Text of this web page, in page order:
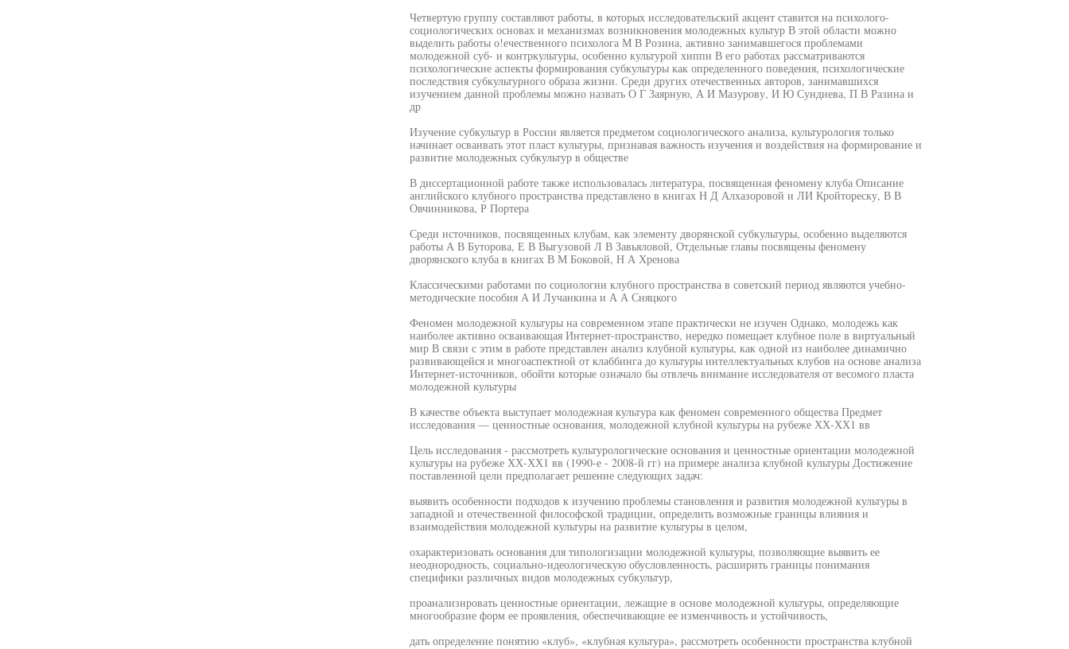
Четвертую группу составляют работы, в которых исследовательский акцент ставится на психолого-
социологических основах и механизмах возникновения молодежных культур В этой области можно
выделить работы о!ечественного психолога М В Розина, активно занимавшегося проблемами
молодежной суб- и контркультуры, особенно культурой хиппи В его работах рассматриваются
психологические аспекты формирования субкультуры как определенного поведения, психологические
последствия субкультурного образа жизни. Среди других отечественных авторов, занимавшихся
изучением данной проблемы можно назвать О Г Заярную, А И Мазурову, И Ю Сундиева, П В Разина и
др
Изучение субкультур в России является предметом социологического анализа, культурология только
начинает осваивать этот пласт культуры, признавая важность изучения и воздействия на формирование и
развитие молодежных субкультур в обществе
В диссертационной работе также использовалась литература, посвященная феномену клуба Описание
английского клубного пространства представлено в книгах Н Д Алхазоровой и ЛИ Кройтореску, В В
Овчинникова, Р Портера
Среди источников, посвященных клубам, как элементу дворянской субкультуры, особенно выделяются
работы А В Буторова, Е В Выгузовой Л В Завьяловой, Отдельные главы посвящены феномену
дворянского клуба в книгах В М Боковой, Н А Хренова
Классическими работами по социологии клубного пространства в советский период являются учебно-
методические пособия А И Лучанкина и А А Сняцкого
Феномен молодежной культуры на современном этапе практически не изучен Однако, молодежь как
наиболее активно осваивающая Интернет-пространство, нередко помещает клубное поле в виртуальный
мир В связи с этим в работе представлен анализ клубной культуры, как одной из наиболее динамично
развивающейся и многоаспектной от клаббинга до культуры интеллектуальных клубов на основе анализа
Интернет-источников, обойти которые означало бы отвлечь внимание исследователя от весомого пласта
молодежной культуры
В качестве объекта выступает молодежная культура как феномен современного общества Предмет
исследования — ценностные основания, молодежной клубной культуры на рубеже ХХ-ХХ1 вв
Цель исследования - рассмотреть культурологические основания и ценностные ориентации молодежной
культуры на рубеже ХХ-ХХ1 вв (1990-е - 2008-й гг) на примере анализа клубной культуры Достижение
поставленной цели предполагает решение следующих задач:
выявить особенности подходов к изучению проблемы становления и развития молодежной культуры в
западной и отечественной философской традиции, определить возможные границы влияния и
взаимодействия молодежной культуры на развитие культуры в целом,
охарактеризовать основания для типологизации молодежной культуры, позволяющие выявить ее
неоднородность, социально-идеологическую обусловленность, расширить границы понимания
специфики различных видов молодежных субкультур,
проанализировать ценностные ориентации, лежащие в основе молодежной культуры, определяющие
многообразие форм ее проявления, обеспечивающие ее изменчивость и устойчивость,
дать определение понятию «клуб», «клубная культура», рассмотреть особенности пространства клубной